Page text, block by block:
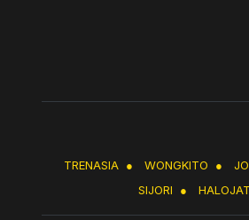
TRENASIA ● WONGKITO ●
SIJORI
●